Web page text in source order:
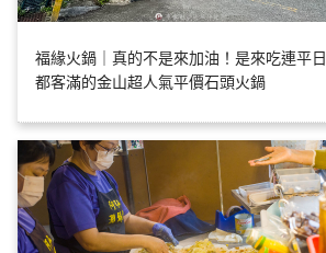
福緣火鍋｜真的不是來加油！是來吃連平日
都客滿的金山超人氣平價石頭火鍋